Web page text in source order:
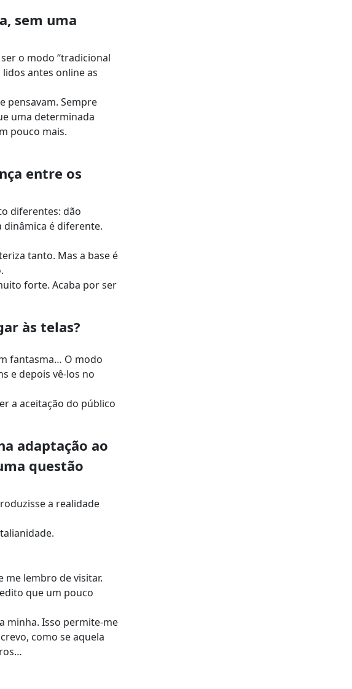
sem uma
o modo “tradicional
antes online as
pensavam. Sempre
uma determinada
pouco mais.
entre os
diferentes: dão
dinâmica é diferente.
tanto. Mas a base é
forte. Acaba por ser
às telas?
fantasma… O modo
e depois vê-los no
a aceitação do público
adaptação ao
questão
a realidade
me lembro de visitar.
que um pouco
minha. Isso permite-me
como se aquela